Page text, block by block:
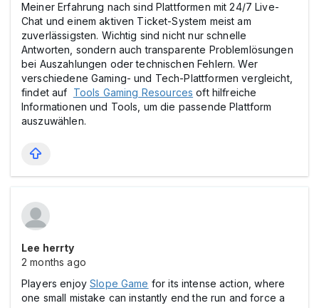
Meiner Erfahrung nach sind Plattformen mit 24/7 Live-
Chat und einem aktiven Ticket-System meist am
zuverlässigsten. Wichtig sind nicht nur schnelle
Antworten, sondern auch transparente Problemlösungen
bei Auszahlungen oder technischen Fehlern. Wer
verschiedene Gaming- und Tech-Plattformen vergleicht,
findet auf Tools Gaming Resources oft hilfreiche
Informationen und Tools, um die passende Plattform
auszuwählen.
Lee herrty
2 months ago
Players enjoySlope Game for its intense action, where
one small mistake can instantly end the run and force a